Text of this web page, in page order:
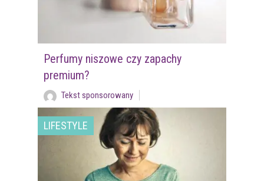
Perfumy niszowe czy zapachy
premium?
Tekst sponsorowany
LIFESTYLE